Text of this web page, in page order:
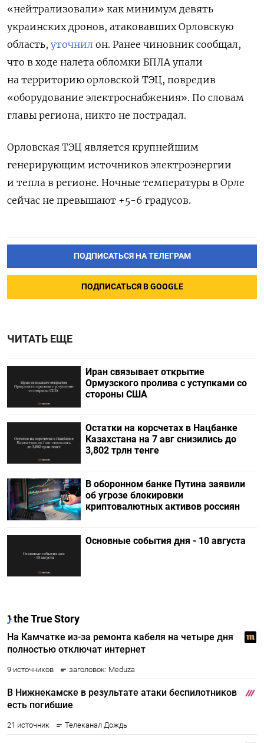
«нейтрализовали» как минимум девять
украинских дронов, атаковавших Орловскую
область, уточнил он. Ранее чиновник сообщал,
что в ходе налета обломки БПЛА упали
на территорию орловской ТЭЦ, повредив
«оборудование электроснабжения». По словам
главы региона, никто не пострадал.
Орловская ТЭЦ является крупнейшим
генерирующим источников электроэнергии
и тепла в регионе. Ночные температуры в Орле
сейчас не превышают +5-6 градусов.
ПОДПИСАТЬСЯ НА ТЕЛЕГРАМ
ПОДПИСАТЬСЯ В GOOGLE
ЧИТАТЬ ЕЩЕ
Иран связывает открытие
Ормузского пролива с уступками со
стороны США
Остатки на корсчетах в Нацбанке
Казахстана на 7 авг снизились до
3,802 трлн тенге
В оборонном банке Путина заявили
об угрозе блокировки
криптовалютных активов россиян
Основные события дня - 10 августа